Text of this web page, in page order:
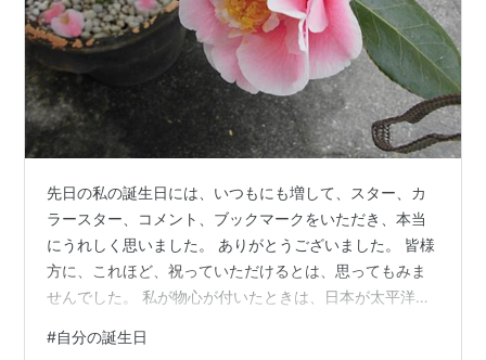
先日の私の誕生日には、いつもにも増して、スター、カ
ラースター、コメント、ブックマークをいただき、本当
にうれしく思いました。 ありがとうございました。 皆様
方に、これほど、祝っていただけるとは、思ってもみま
せんでした。 私が物心が付いたときは、日本が太平洋戦
一人、「誰かの誕生日だから、ケーキを用意して」考え
#自分の誕生日